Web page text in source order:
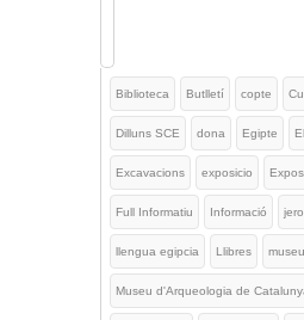
Biblioteca Butlletí copte
Dilluns SCE dona Egipte
Excavacions exposicio
Full Informatiu Informació
llengua egipcia Llibres museu
Museu d'Arqueologia de